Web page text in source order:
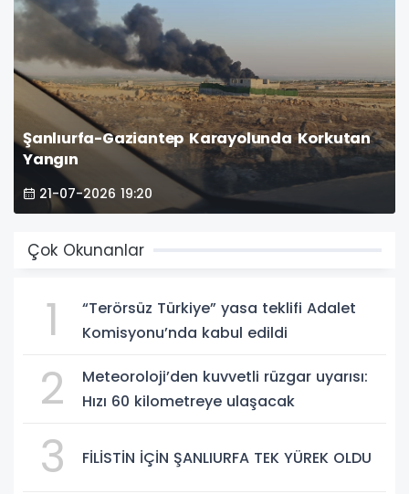
Şanlıurfa-Gaziantep Karayolunda Korkutan
Yangın
21-07-2026 19:20
Çok Okunanlar
1
“Terörsüz Türkiye” yasa teklifi Adalet
Komisyonu’nda kabul edildi
2
Meteoroloji’den kuvvetli rüzgar uyarısı:
Hızı 60 kilometreye ulaşacak
3 FİLİSTİN İÇİN ŞANLIURFA TEK YÜREK OLDU